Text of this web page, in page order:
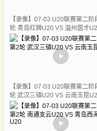
【录像】07-03 U20联赛第二阶
轮 青岛红狮U20 VS 温州茵才
【录像】07-03 U20联赛第二阶
轮 武汉三镇U20 VS 云南玉昆